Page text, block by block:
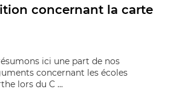
concernant la carte
ici une part de nos
concernant les écoles
lors du C ...